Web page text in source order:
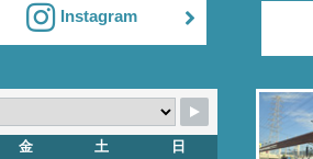
Instagram
金 土 日